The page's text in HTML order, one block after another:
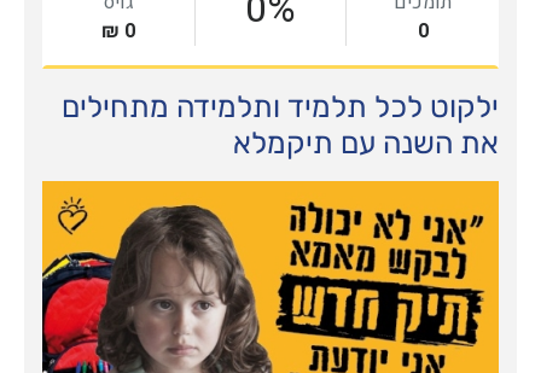
ילקוט לכל תלמיד ותלמידה מתחילים
את השנה עם תיקמלא